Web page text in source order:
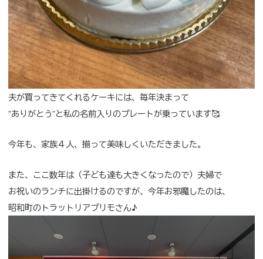
夫が買ってきてくれるケーキには、毎年決まって
”ありがとう”と私の名前入りのプレートが乗っています🥰
今年も、家族４人、揃って美味しくいただきました。
また、ここ数年は（子ども達も大きくなったので）夫婦で
お祝いのランチに出掛けるのですが、今年お邪魔したのは、
昭和町の トラットリアプリモさん♪